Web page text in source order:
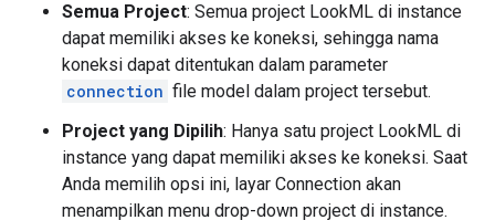
Semua Project: Semua project LookML di instance
dapat memiliki akses ke koneksi, sehingga nama
koneksi dapat ditentukan dalam parameter
connection file model dalam project tersebut.
Project yang Dipilih: Hanya satu project LookML di
instance yang dapat memiliki akses ke koneksi. Saat
Anda memilih opsi ini, layar Connection akan
menampilkan menu drop-down project di instance.